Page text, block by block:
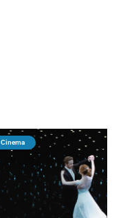
Cinema